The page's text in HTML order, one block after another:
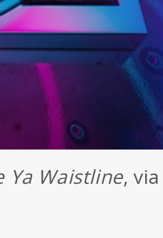
Ya Waistline, via